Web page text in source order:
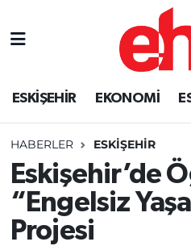
ESKİŞEHİR EKONOMİ
HABERLER ESKİŞEHİR
Eskişehir’de
“Engelsiz
Projesi